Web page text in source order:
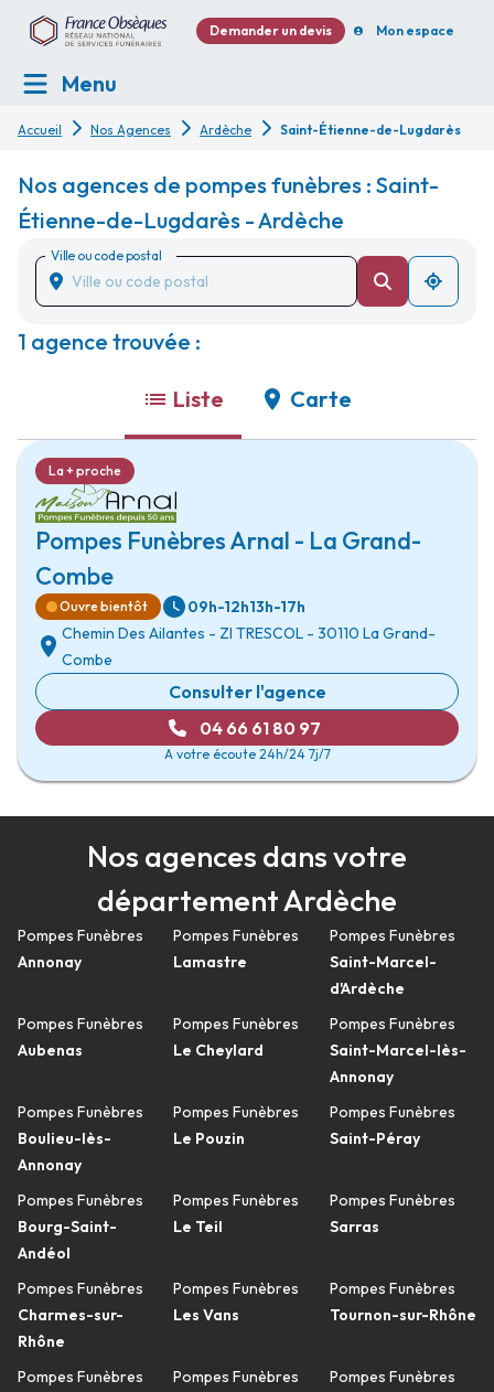
Demander un devis Mon espace
Menu
Accueil Nos Agences Ardèche Saint-Étienne-de-Lugdarès
Nos agences de pompes funèbres : Saint-
Étienne-de-Lugdarès - Ardèche
Ville ou code postal
1 agence trouvée :
Liste Carte
Pompes Funèbres Arnal - La Grand-
Combe
La + proche
Ouvre bientôt 09h-12h13h-17h
Chemin Des Ailantes - ZI TRESCOL - 30110 La Grand-
Combe
Consulter l'agence
04 66 61 80 97
A votre écoute 24h/24 7j/7
Nos agences dans votre
département Ardèche
Pompes Funèbres
Annonay
Pompes Funèbres
Aubenas
Pompes Funèbres
Boulieu-lès-
Annonay
Pompes Funèbres
Bourg-Saint-
Andéol
Pompes Funèbres
Charmes-sur-
Rhône
Pompes Funèbres
Pompes Funèbres
Lamastre
Pompes Funèbres
Le Cheylard
Pompes Funèbres
Le Pouzin
Pompes Funèbres
Le Teil
Pompes Funèbres
Les Vans
Pompes Funèbres
Pompes Funèbres
Saint-Marcel-
d'Ardèche
Pompes Funèbres
Saint-Marcel-lès-
Annonay
Pompes Funèbres
Saint-Péray
Pompes Funèbres
Sarras
Pompes Funèbres
Tournon-sur-Rhône
Pompes Funèbres